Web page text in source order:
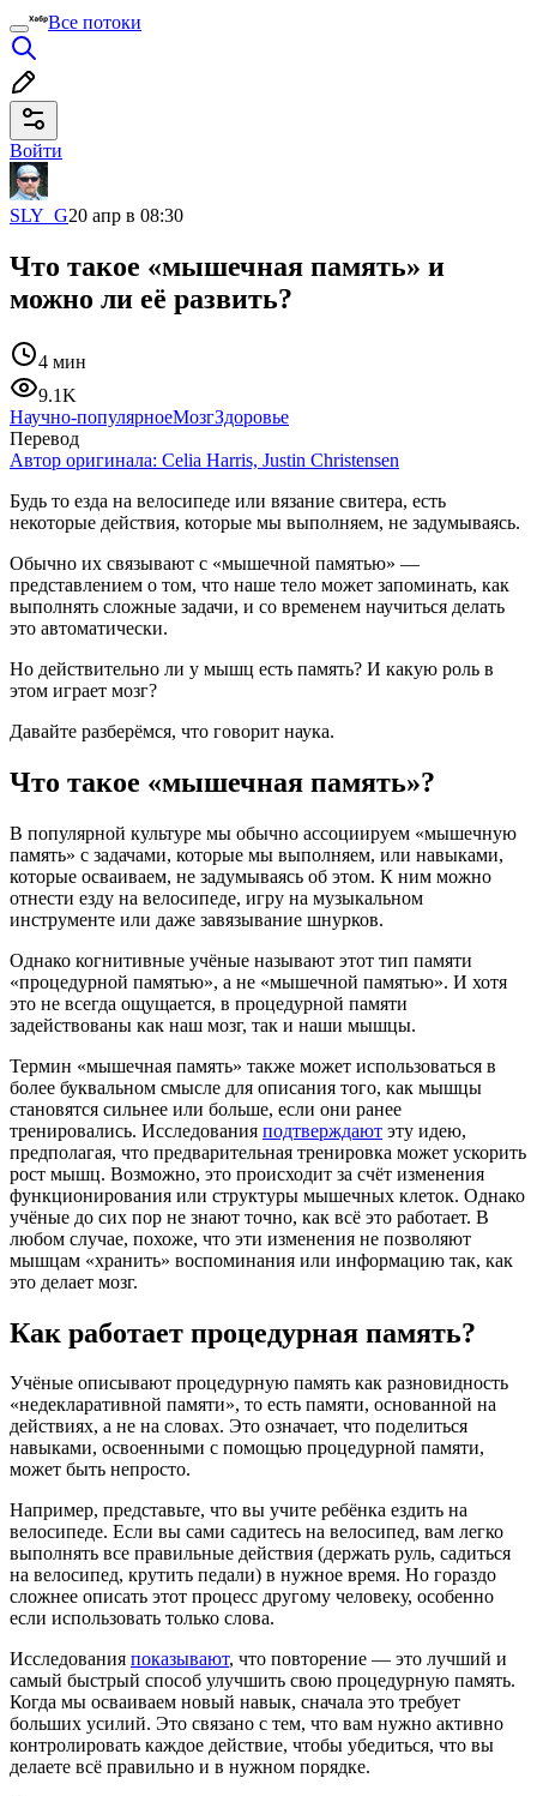
Все потоки
Войти
SLY_G20 апр в 08:30
Что такое «мышечная память» и
можно ли её развить?
4 мин
9.1K
Научно-популярноеМозгЗдоровье
Перевод
Автор оригинала: Celia Harris, Justin Christensen
Будь то езда на велосипеде или вязание свитера, есть
некоторые действия, которые мы выполняем, не задумываясь.
Обычно их связывают с «мышечной памятью» —
представлением о том, что наше тело может запоминать, как
выполнять сложные задачи, и со временем научиться делать
это автоматически.
Но действительно ли у мышц есть память? И какую роль в
этом играет мозг?
Давайте разберёмся, что говорит наука.
Что такое «мышечная память»?
В популярной культуре мы обычно ассоциируем «мышечную
память» с задачами, которые мы выполняем, или навыками,
которые осваиваем, не задумываясь об этом. К ним можно
отнести езду на велосипеде, игру на музыкальном
инструменте или даже завязывание шнурков.
Однако когнитивные учёные называют этот тип памяти
«процедурной памятью», а не «мышечной памятью». И хотя
это не всегда ощущается, в процедурной памяти
задействованы как наш мозг, так и наши мышцы.
Термин «мышечная память» также может использоваться в
более буквальном смысле для описания того, как мышцы
становятся сильнее или больше, если они ранее
тренировались. Исследования подтверждают эту идею,
предполагая, что предварительная тренировка может ускорить
рост мышц. Возможно, это происходит за счёт изменения
функционирования или структуры мышечных клеток. Однако
учёные до сих пор не знают точно, как всё это работает. В
любом случае, похоже, что эти изменения не позволяют
мышцам «хранить» воспоминания или информацию так, как
это делает мозг.
Как работает процедурная память?
Учёные описывают процедурную память как разновидность
«недекларативной памяти», то есть памяти, основанной на
действиях, а не на словах. Это означает, что поделиться
навыками, освоенными с помощью процедурной памяти,
может быть непросто.
Например, представьте, что вы учите ребёнка ездить на
велосипеде. Если вы сами садитесь на велосипед, вам легко
выполнять все правильные действия (держать руль, садиться
на велосипед, крутить педали) в нужное время. Но гораздо
сложнее описать этот процесс другому человеку, особенно
если использовать только слова.
Исследования показывают, что повторение — это лучший и
самый быстрый способ улучшить свою процедурную память.
Когда мы осваиваем новый навык, сначала это требует
больших усилий. Это связано с тем, что вам нужно активно
контролировать каждое действие, чтобы убедиться, что вы
делаете всё правильно и в нужном порядке.